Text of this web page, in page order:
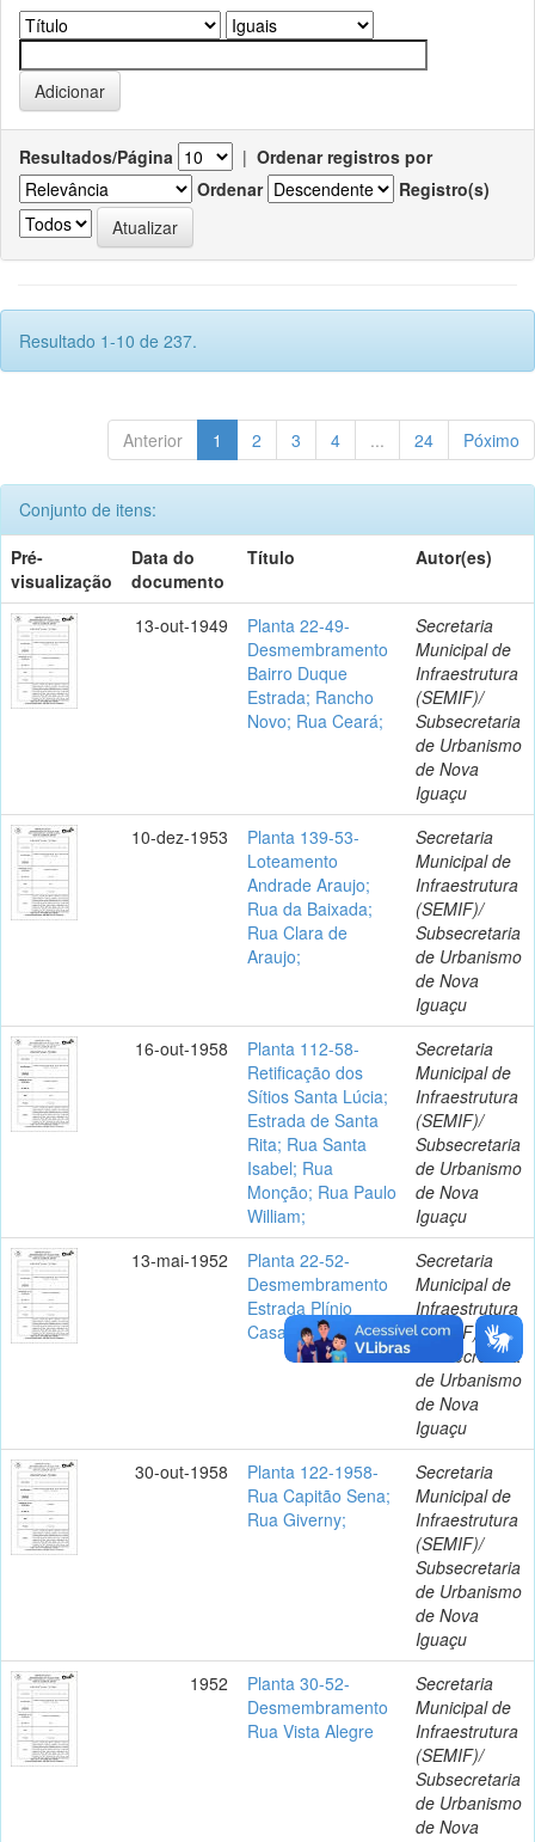
Resultados/Página | Ordenar registros por
Ordenar
Registro(s)
Resultado 1-10 de 237.
Anterior 1 2 3 4 ... 24 Póximo
Conjunto de itens:
Pré-
visualização
Data do
documento
Título Autor(es)
13-out-1949
Planta 22-49-
Desmembramento
Bairro Duque
Estrada; Rancho
Novo; Rua Ceará;
Secretaria
Municipal de
Infraestrutura
(SEMIF)/
Subsecretaria
de Urbanismo
de Nova
Iguaçu
10-dez-1953
Planta 139-53-
Loteamento
Andrade Araujo;
Rua da Baixada;
Rua Clara de
Araujo;
Secretaria
Municipal de
Infraestrutura
(SEMIF)/
Subsecretaria
de Urbanismo
de Nova
Iguaçu
16-out-1958
Planta 112-58-
Retificação dos
Sítios Santa Lúcia;
Estrada de Santa
Rita; Rua Santa
Isabel; Rua
Monção; Rua Paulo
William;
Secretaria
Municipal de
Infraestrutura
(SEMIF)/
Subsecretaria
de Urbanismo
de Nova
Iguaçu
13-mai-1952
Planta 22-52-
Desmembramento
Estrada Plínio
Casado
Secretaria
Municipal de
Infraestrutura
(SEMIF)/
Subsecretaria
de Urbanismo
de Nova
Iguaçu
30-out-1958
Planta 122-1958-
Rua Capitão Sena;
Rua Giverny;
Secretaria
Municipal de
Infraestrutura
(SEMIF)/
Subsecretaria
de Urbanismo
de Nova
Iguaçu
1952
Planta 30-52-
Desmembramento
Rua Vista Alegre
Secretaria
Municipal de
Infraestrutura
(SEMIF)/
Subsecretaria
de Urbanismo
de Nova